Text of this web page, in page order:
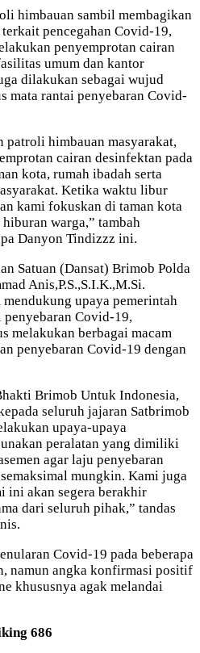
himbauan sambil membagikan
pencegahan Covid-19,
penyemprotan cairan
umum dan kantor
dilakukan sebagai wujud
mata rantai penyebaran Covid-
patroli himbauan masyarakat,
cairan desinfektan pada
kota, rumah ibadah serta
Ketika waktu libur
kami fokuskan di taman kota
warga,” tambah
Danyon Tindizzz ini.
Satuan (Dansat) Brimob Polda
Anis,P.S.,S.I.K.,M.Si.
upaya pemerintah
penyebaran Covid-19,
melakukan berbagai macam
penyebaran Covid-19 dengan
Brimob Untuk Indonesia,
seluruh jajaran Satbrimob
upaya-upaya
peralatan yang dimiliki
agar laju penyebaran
mungkin. Kami juga
ini akan segera berakhir
dari seluruh pihak,” tandas
Covid-19 pada beberapa
namun angka konfirmasi positif
khususnya agak melandai
686